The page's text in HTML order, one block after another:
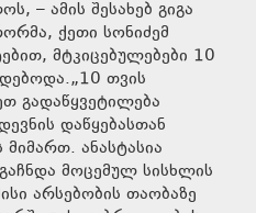
– ამის შესახებ გიგა
ქეთი სონიძემ
მტკიცებულებები 10
თვის
გადაწყვეტილება
დაწყებასთან
მიმართ. ანასტასია
მოცემულ სისხლის
არსებობის თაობაზე